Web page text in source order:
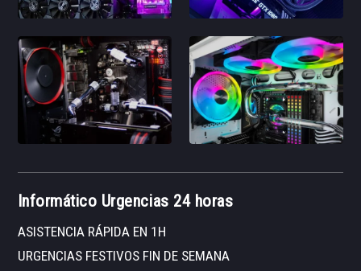
Informático Urgencias 24 horas
ASISTENCIA RÁPIDA EN 1H
URGENCIAS FESTIVOS FIN DE SEMANA